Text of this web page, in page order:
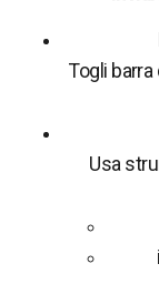
Togli
Usa